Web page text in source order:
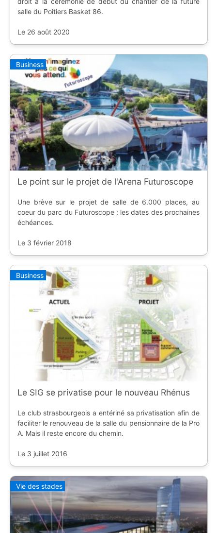
salle du Poitiers Basket 86.
Le 26 août 2020
Business
Le point sur le projet de l'Arena Futuroscope
Une brève sur le projet de salle de 6.000 places, au
coeur du parc du Futuroscope : les dates des prochaines
échéances.
Le 3 février 2018
Business
Le SIG se privatise pour le nouveau Rhénus
Le club strasbourgeois a entériné sa privatisation afin de
faciliter le renouveau de la salle du pensionnaire de la Pro
A. Mais il reste encore du chemin.
Le 3 juillet 2016
Vie des stades